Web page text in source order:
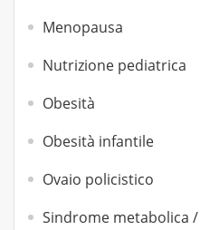
Menopausa
Nutrizione pediatrica
Obesità
Obesità infantile
Ovaio policistico
Sindrome metabolica